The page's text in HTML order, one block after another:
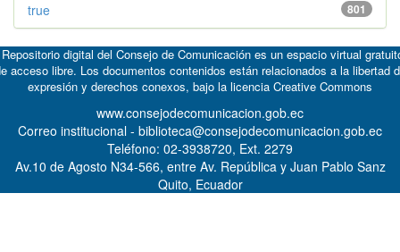
801
true
digital del Consejo de Comunicación es un espacio virtual
acceso libre. Los documentos contenidos están relacionados a la libertad
expresión y derechos conexos, bajo la licencia Creative Commons
www.consejodecomunicacion.gob.ec
Correo institucional - biblioteca@consejodecomunicacion.gob.ec
Teléfono: 02-3938720, Ext. 2279
Av.10 de Agosto N34-566, entre Av. República y Juan Pablo Sanz
Quito, Ecuador